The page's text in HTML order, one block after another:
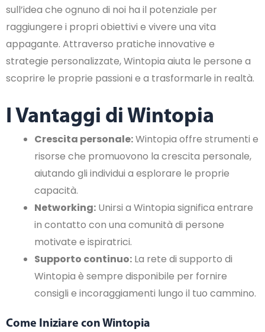
sull’idea che ognuno di noi ha il potenziale per
raggiungere i propri obiettivi e vivere una vita
appagante. Attraverso pratiche innovative e
strategie personalizzate, Wintopia aiuta le persone a
scoprire le proprie passioni e a trasformarle in realtà.
I Vantaggi di Wintopia
Crescita personale:Wintopia offre strumenti e
risorse che promuovono la crescita personale,
aiutando gli individui a esplorare le proprie
capacità.
Networking: Unirsi a Wintopia significa entrare
in contatto con una comunità di persone
motivate e ispiratrici.
Supporto continuo: La rete di supporto di
Wintopia è sempre disponibile per fornire
consigli e incoraggiamenti lungo il tuo cammino.
Come Iniziare con Wintopia